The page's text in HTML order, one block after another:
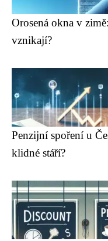
Orosená okna v
vznikají?
Penzijní spoření u
klidné stáří?